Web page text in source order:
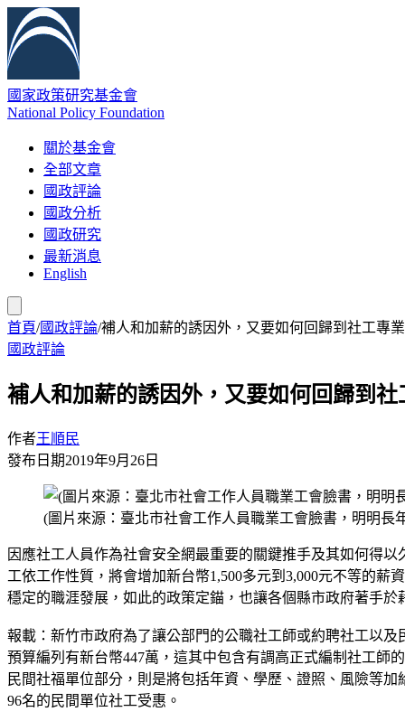
國家政策研究基金會
National Policy Foundation
關於基金會
全部文章
國政評論
國政分析
國政研究
最新消息
English
首頁/國政評論/補人和加薪的誘因外，又要如何回歸到社工專
國政評論
補人和加薪的誘因外，又要如何回歸到
作者王順民
發布日期2019年9月26日
(圖片來源：臺北市社會工作人員職業工會臉書，明明長
因應社工人員作為社會安全網最重要的關鍵推手及其如何得
工依工作性質，將會增加新台幣1,500多元到3,000元不等的
穩定的職涯發展，如此的政策定錨，也讓各個縣市政府著手
報載：新竹市政府為了讓公部門的公職社工師或約聘社工以
預算編列有新台幣447萬，這其中包含有調高正式編制社工師
民間社福單位部分，則是將包括年資、學歷、證照、風險等
96名的民間單位社工受惠。